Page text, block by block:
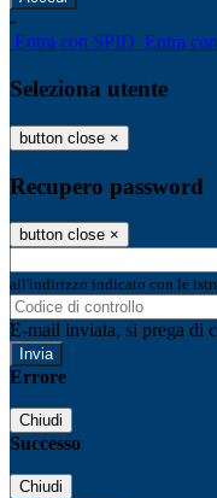
-
Entra con SPID Entra
Seleziona utente
button close ×
Recupero password
button close ×
all'indirizzo indicato con le
E-mail inviata, si prega di
Errore
Chiudi
Successo
Chiudi